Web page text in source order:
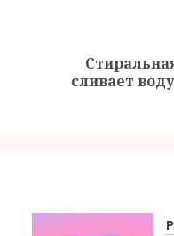
Предыдущая
Следующая
сливает